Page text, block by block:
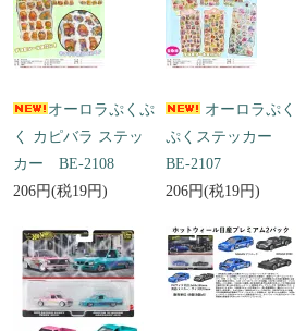
オーロラぷくぷ
く カピバラ ステッ
カー BE-2108
206円(税19円)
オーロラぷく
ぷくステッカー
BE-2107
206円(税19円)